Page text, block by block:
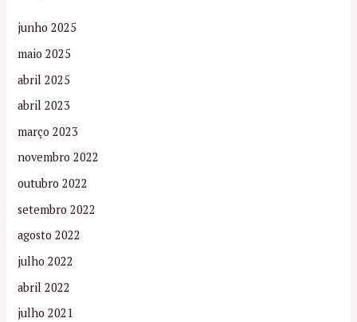
junho 2025
maio 2025
abril 2025
abril 2023
março 2023
novembro 2022
outubro 2022
setembro 2022
agosto 2022
julho 2022
abril 2022
julho 2021